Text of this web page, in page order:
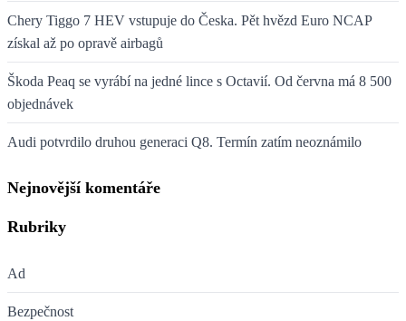
Chery Tiggo 7 HEV vstupuje do Česka. Pět hvězd Euro NCAP
získal až po opravě airbagů
Škoda Peaq se vyrábí na jedné lince s Octavií. Od června má 8 500
objednávek
Audi potvrdilo druhou generaci Q8. Termín zatím neoznámilo
Nejnovější komentáře
Rubriky
Ad
Bezpečnost